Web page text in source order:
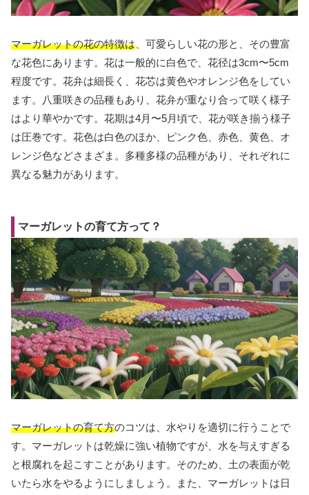
マーガレットの花の特徴は 、可愛らしい花の形と、その豊富
な花色にあります。花は一般的に白色で、花径は3cm〜5cm
程度です。花弁は細長く、花芯は黄色やオレンジ色をしてい
ます。八重咲きの品種もあり、花弁が重なり合って咲く様子
はより華やかです。花期は4月〜5月頃で、花が咲き揃う様子
は圧巻です。花色は白色のほか、ピンク色、赤色、黄色、オ
レンジ色などさまざま。多種多様の品種があり、それぞれに
異なる魅力があります。
マーガレットの育て方って？
マーガレットの育て方のコツは、水やりを適切に行うことで
す。マーガレットは乾燥に強い植物ですが、水を与えすぎる
と根腐れを起こすことがあります。そのため、土の表面が乾
いたら水をやるようにしましょう。また、マーガレットは日